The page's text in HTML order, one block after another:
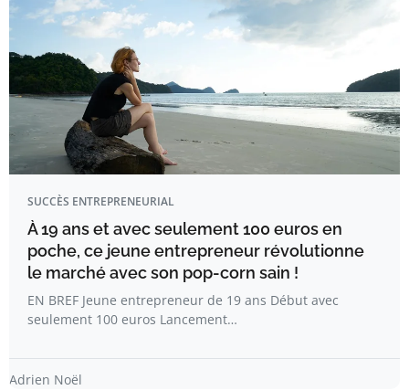
SUCCÈS ENTREPRENEURIAL
À 19 ans et avec seulement 100 euros en
poche, ce jeune entrepreneur révolutionne
le marché avec son pop-corn sain !
EN BREF Jeune entrepreneur de 19 ans Début avec
seulement 100 euros Lancement…
Adrien Noël